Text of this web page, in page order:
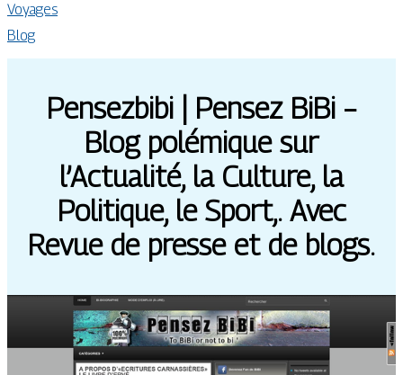
Voyages
Blog
Pensezbibi | Pensez BiBi –
Blog polémique sur
l’Actualité, la Culture, la
Politique, le Sport,. Avec
Revue de presse et de blogs.